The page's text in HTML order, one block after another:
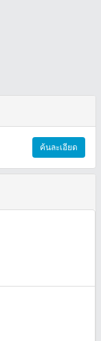
ค้นละเอียด